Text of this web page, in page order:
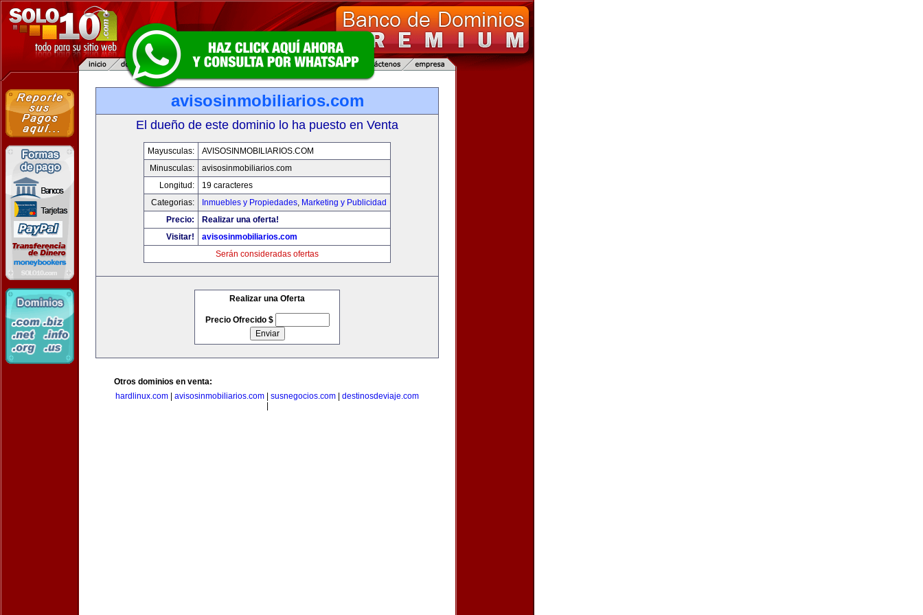
avisosinmobiliarios.com
El dueño de este dominio lo ha puesto en Venta
Mayusculas:
AVISOSINMOBILIARIOS.COM
Minusculas:
avisosinmobiliarios.com
Longitud:
19 caracteres
Categorias:
Inmuebles y Propiedades, Marketing y Publicidad
Precio:
Realizar una oferta!
Visitar!
avisosinmobiliarios.com
Serán consideradas ofertas
Realizar una Oferta
Precio Ofrecido $
Otros dominios en venta:
hardlinux.com
avisosinmobiliarios.com susnegocios.com
destinosdeviaje.com